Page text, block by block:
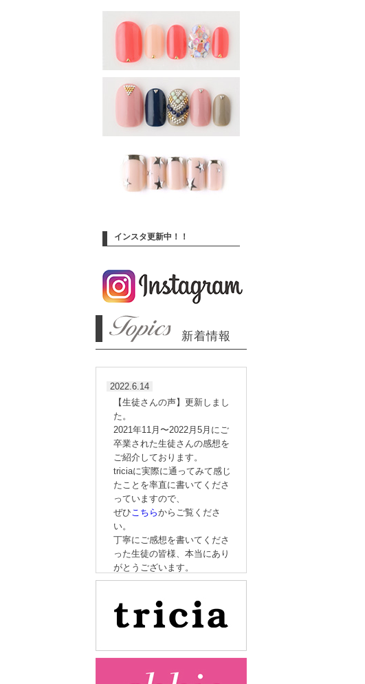
インスタ更新中！！
新着情報
2022.6.14
【生徒さんの声】更新しまし
た。
2021年11月〜2022月5月にご
卒業された生徒さんの感想を
ご紹介しております。
triciaに実際に通ってみて感じ
たことを率直に書いてくださ
っていますので、
ぜひこちらからご覧くださ
い。
丁寧にご感想を書いてくださ
った生徒の皆様、本当にあり
がとうございます。
2022.3.5
｢フットケア理論検定試験｣の
ご案内［5/8（日） 開催］
2022.1.14
得セミナーのご案内